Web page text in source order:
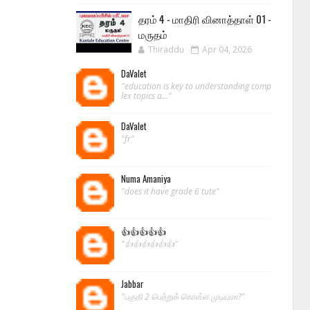
தரம் 4 - மாதிரி வினாத்தாள் 01 -
மருதம்
Thiraddu Apr 04, 2026
DaValet
"education is key to understanding comp
lex topics a..."
DaValet
"fr"
Numa Amaniya
"does it have grade 6 tute"
👍👍👍👍👍
"👍👍👍👍👍👍"
Jabbar
"பகுதி 2 பெற்றுக் கொள்ள முடியுமா?"